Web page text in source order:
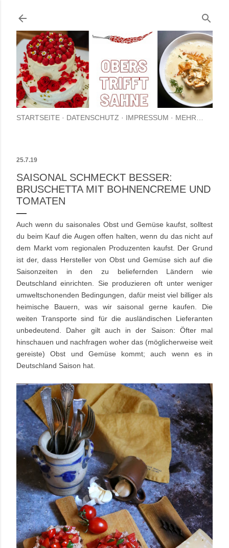
STARTSEITE DATENSCHUTZ IMPRESSUM MEHR…
25.7.19
SAISONAL SCHMECKT BESSER:
BRUSCHETTA MIT BOHNENCREME UND
TOMATEN
Auch wenn du saisonales Obst und Gemüse kaufst, solltest
du beim Kauf die Augen offen halten, wenn du das nicht auf
dem Markt vom regionalen Produzenten kaufst. Der Grund
ist der, dass Hersteller von Obst und Gemüse sich auf die
Saisonzeiten in den zu beliefernden Ländern wie
Deutschland einrichten. Sie produzieren oft unter weniger
umweltschonenden Bedingungen, dafür meist viel billiger als
heimische Bauern, was wir saisonal gerne kaufen. Die
weiten Transporte sind für die ausländischen Lieferanten
unbedeutend. Daher gilt auch in der Saison: Öfter mal
hinschauen und nachfragen woher das (möglicherweise weit
gereiste) Obst und Gemüse kommt; auch wenn es in
Deutschland Saison hat.